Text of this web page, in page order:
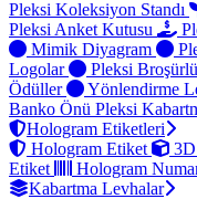
Pleksi Koleksiyon Standı
Pleksi Anket Kutusu
Mimik Diyagram
Logolar
Pleksi
Ödüller
Yönlendirme
Banko Önü Pleksi
Hologram Etiketleri
Hologram Etiket
Etiket
Hologram
Kabartma Levhalar